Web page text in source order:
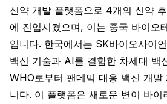
신약 개발 플랫폼으로 4개의 신약
에 진입시켰으며, 이는 중국 바이오
입니다. 한국에서는 SK바이오사이
백신 기술과 AI를 결합한 차세대 백
WHO로부터 팬데믹 대응 백신 개발
니다. 이 플랫폼은 새로운 변이 바